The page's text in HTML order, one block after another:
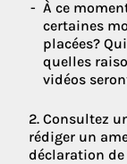
À ce
certaines
placées?
quelles
vidéos
2. Consultez
rédiger un
déclaration